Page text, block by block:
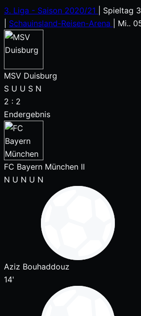
3. Liga - Saison 2020/21
Spieltag
Schauinsland-Reisen-Arena Mi..
MSV Duisburg
S U U S N
2 : 2
Endergebnis
FC Bayern München II
N U N U N
Aziz Bouhaddouz
14'